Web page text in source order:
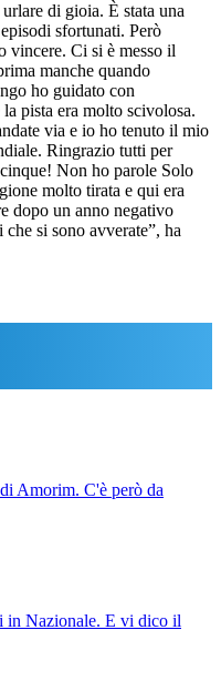
di gioia. È stata una
sfortunati. Però
vincere. Ci si è messo il
manche quando
ho guidato con
pista era molto scivolosa.
via e io ho tenuto il mio
Ringrazio tutti per
Non ho parole Solo
molto tirata e qui era
dopo un anno negativo
si sono avverate”, ha
Amorim. C'è però da
in Nazionale. E vi dico il